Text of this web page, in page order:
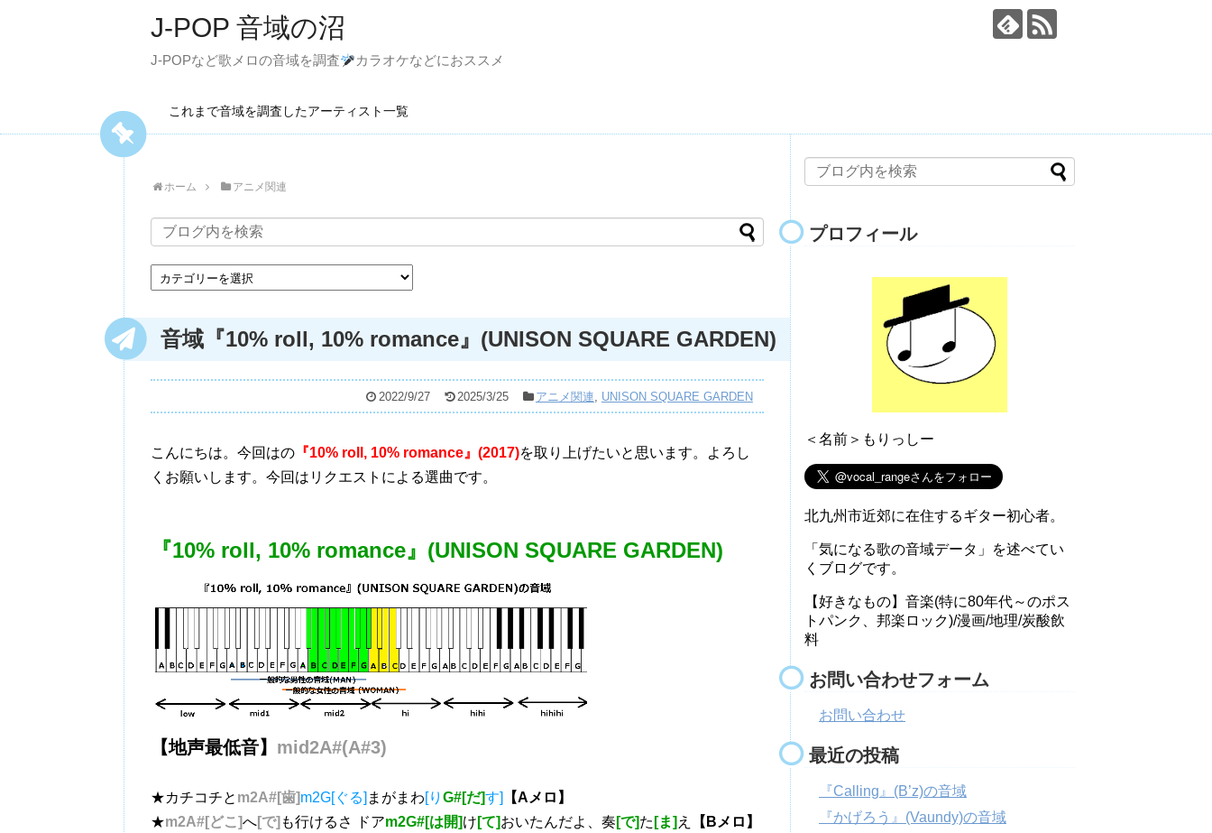
J-POP 音域の沼
J-POPなど歌メロの音域を調査 カラオケなどにおススメ
これまで音域を調査したアーティスト一覧
ホーム アニメ関連
音域『10% roll, 10% romance』(UNISON SQUARE GARDEN)
2022/9/27 2025/3/25 アニメ関連, UNISON SQUARE GARDEN
こんにちは。今回はの 『10% roll, 10% romance』(2017)を取り上げたいと思います。よろし
くお願いします。今回はリクエストによる選曲です。
『10% roll, 10% romance』(UNISON SQUARE GARDEN)
【地声最低音】 mid2A#(A#3)
★カチコチと m2A#[歯]m2G[ぐる] まがまわ[り G#[だ]す]
【Aメロ】
★m2A#[どこ]へ[で] も行けるさ ドアm2G#[は開]け [て]おいたんだよ、奏 [で]た [ま] え 【Bメロ】
プロフィール
＜名前＞もりっしー
北九州市近郊に在住するギター初心者。
「気になる歌の音域データ」を述べてい
くブログです。
【好きなもの】音楽(特に80年代～のポス
トパンク、邦楽ロック)/漫画/地理/炭酸飲
料
お問い合わせフォーム
お問い合わせ
最近の投稿
『Calling』(B’z)の音域
『かげろう』(Vaundy)の音域